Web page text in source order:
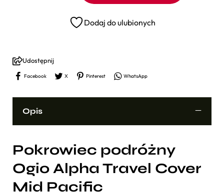
Dodaj do ulubionych
Udostępnij
Facebook X Pinterest WhatsApp
Opis
Pokrowiec podróżny
Ogio Alpha Travel Cover
Mid Pacific